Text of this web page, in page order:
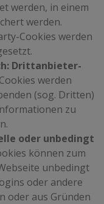
werden, in einem
werden.
Cookies werden
Drittanbieter-
werden
(sog. Dritten)
zu
oder unbedingt
können zum
unbedingt
oder andere
oder aus Gründen